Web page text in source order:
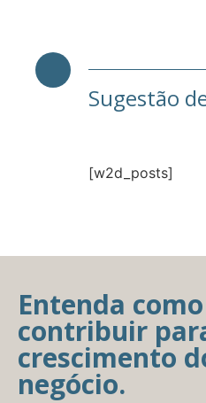
Sugestão
[w2d_posts]
Entenda
contribuir
crescimento
negócio.